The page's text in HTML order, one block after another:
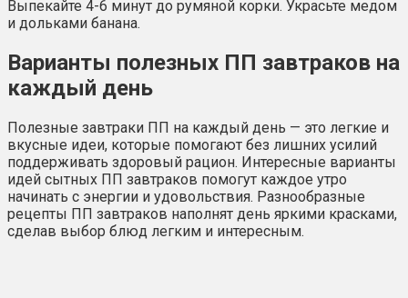
Выпекайте 4-6 минут до румяной корки. Украсьте медом
и дольками банана.
Варианты полезных ПП завтраков на
каждый день
Полезные завтраки ПП на каждый день — это легкие и
вкусные идеи, которые помогают без лишних усилий
поддерживать здоровый рацион. Интересные варианты
идей сытных ПП завтраков помогут каждое утро
начинать с энергии и удовольствия. Разнообразные
рецепты ПП завтраков наполнят день яркими красками,
сделав выбор блюд легким и интересным.